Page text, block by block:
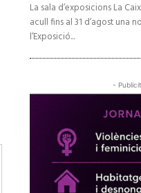
La sala d’exposicions La
acull fins al 31 d’agost una
l’Exposició...
-